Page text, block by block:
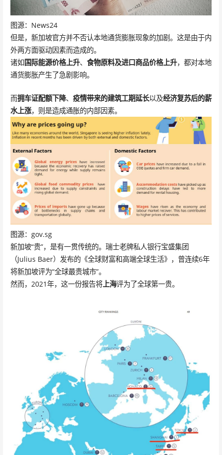
图源：News24
但是，新加坡官方并不否认本地通货膨胀现象的加剧。这是由于内
外两方面驱动因素而造成的。
诸如国际能源价格上升、 食物原料及进口商品价格上升，都对本地
通货膨胀产生了急剧影响。
而拥车证配额下降、 疫情带来的建筑工期延长以及经济复苏后的薪
水上涨，则是造成通胀的内部因素。
图源：gov.sg
新加坡“贵”，是有一贯传统的。瑞士老牌私人银行宝盛集团
（Julius Baer）发布的《全球财富和高端全球生活》，曾连续6年
将新加坡评为“全球最贵城市”。
然而，2021年，这一份报告将上海评为了全球第一贵。